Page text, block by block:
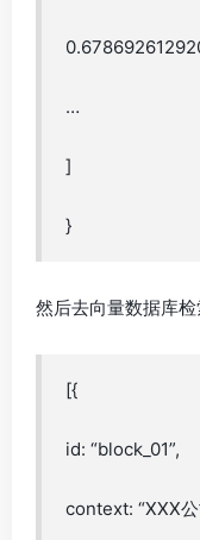
…
]
}
然后去向量数据库
[{
id: “block_01”,
context: “XXX